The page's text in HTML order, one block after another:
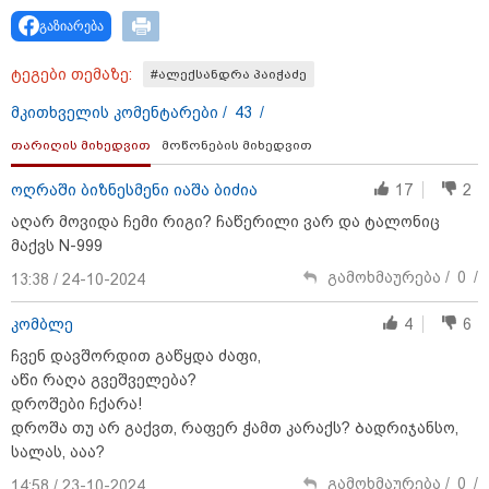
18:34 / 06-08-2026
"სამგორის" მეტროში გარდაცვლილი სტუდენტის,
მარიამ ტყემალაძის დედა ექსპერტიზის პასუხს
აქვეყნებს - რა გახდა გოგონას გარდაცვალების
მიზეზი?
გაზიარება
ტეგები თემაზე: #ალექსანდრა პაიჭაძე
მკითხველის კომენტარები / 43 /
თარიღის მიხედვით მოწონების მიხედვით
ოღრაში ბიზნესმენი იაშა ბიძია 17
2
აღარ მოვიდა ჩემი რიგი? ჩაწერილი ვარ და ტალონიც
მაქვს N-999
13:38 / 24-10-2024
გამოხმაურება / 0 /
კომბლე 4
6
ჩვენ დავშორდით გაწყდა ძაფი,
აწი რაღა გვეშველება?
დროშები ჩქარა!
დროშა თუ არ გაქვთ, რაფერ ჭამთ კარაქს? Ბადრიჯანსო,
სალას, ააა?
გამოხმაურება / 0 /